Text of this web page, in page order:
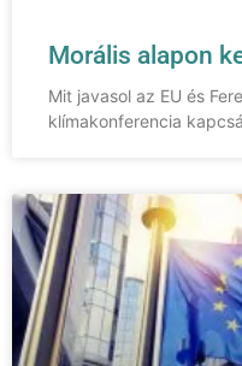
Morális alapon
Mit javasol az EU és
klímakonferencia